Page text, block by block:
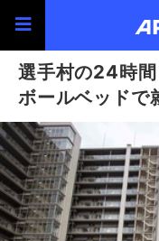
選手村の24時
ボールベッドで